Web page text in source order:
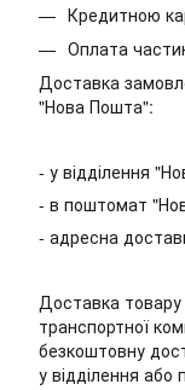
Кредитною
Оплата
Доставка
"Нова Пошта":
- у відділення
- в поштомат
- адресна
Доставка
транспортної
безкоштовну
у відділення